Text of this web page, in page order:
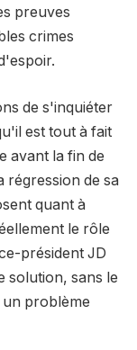
preuves
crimes
de s'inquiéter
est tout à fait
avant la fin de
régression de sa
quant à
le rôle
président JD
solution, sans le
problème